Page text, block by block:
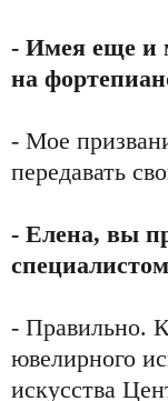
- Имея еще и
на
- Мое
передавать
- Елена, вы
- Правильно.
ювелирного
искусства